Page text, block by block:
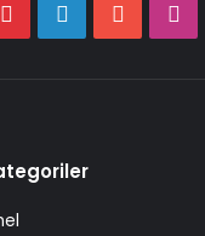
PinterestLinkedInYouTube